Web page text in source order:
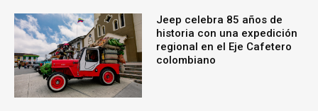
Jeep celebra 85 años de
historia con una expedición
regional en el Eje Cafetero
colombiano